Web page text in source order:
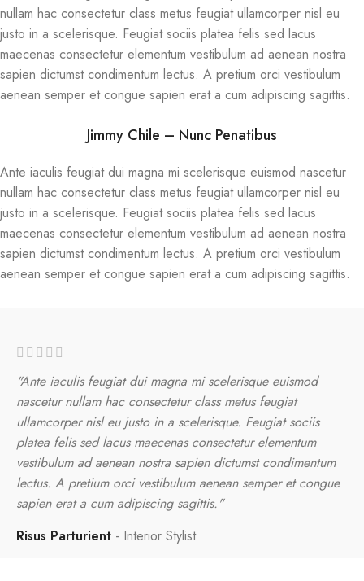
nullam hac consectetur class metus feugiat ullamcorper nisl eu
justo in a scelerisque. Feugiat sociis platea felis sed lacus
maecenas consectetur elementum vestibulum ad aenean nostra
sapien dictumst condimentum lectus. A pretium orci vestibulum
aenean semper et congue sapien erat a cum adipiscing sagittis.
Jimmy Chile – Nunc Penatibus
Ante iaculis feugiat dui magna mi scelerisque euismod nascetur
nullam hac consectetur class metus feugiat ullamcorper nisl eu
justo in a scelerisque. Feugiat sociis platea felis sed lacus
maecenas consectetur elementum vestibulum ad aenean nostra
sapien dictumst condimentum lectus. A pretium orci vestibulum
aenean semper et congue sapien erat a cum adipiscing sagittis.
"Ante iaculis feugiat dui magna mi scelerisque euismod
nascetur nullam hac consectetur class metus feugiat
ullamcorper nisl eu justo in a scelerisque. Feugiat sociis
platea felis sed lacus maecenas consectetur elementum
vestibulum ad aenean nostra sapien dictumst condimentum
lectus. A pretium orci vestibulum aenean semper et congue
sapien erat a cum adipiscing sagittis."
Risus Parturient
Interior Stylist